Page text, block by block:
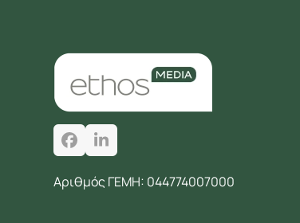
Facebook
LinkedIn
Αριθμός ΓΕΜΗ: 044774007000